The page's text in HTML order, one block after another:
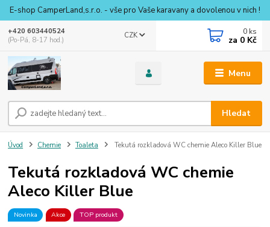
E-shop CamperLand,s.r.o. - vše pro Vaše karavany a dovolenou v nich !
Menu
CZK
Hledat
+420 603440524
(Po-Pá, 8-17 hod.)
0 ks
za 0 Kč
Úvod Chemie Toaleta Tekutá rozkladová WC chemie Aleco Killer Blue
Tekutá rozkladová WC chemie
Aleco Killer Blue
Novinka Akce TOP produkt